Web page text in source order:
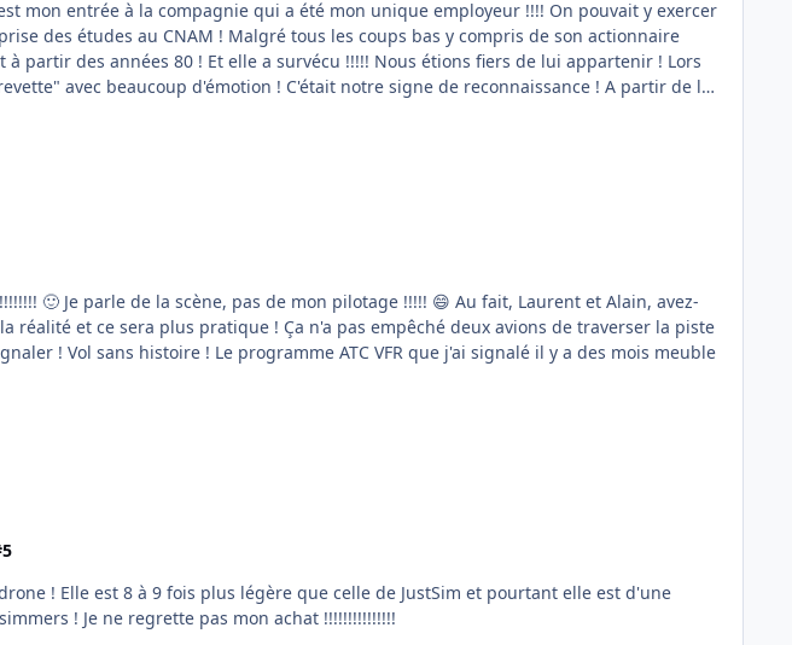
mon entrée à la compagnie qui a été mon unique employeur !!!! On pouvait y exercer
des études au CNAM ! Malgré tous les coups bas y compris de son actionnaire
des années 80 ! Et elle a survécu !!!!! Nous étions fiers de lui appartenir ! Lors
avec beaucoup d'émotion ! C'était notre signe de reconnaissance ! A partir de la
avez-
réalité et ce sera plus pratique ! Ça n'a pas empêché deux avions de traverser la piste
! Vol sans histoire ! Le programme ATC VFR que j'ai signalé il y a des mois meuble
! Elle est 8 à 9 fois plus légère que celle de JustSim et pourtant elle est d'une
l'utiliserai par défaut !!!!!! 🙂 Avis aux autres simmers ! Je ne regrette pas mon achat !!!!!!!!!!!!!!!